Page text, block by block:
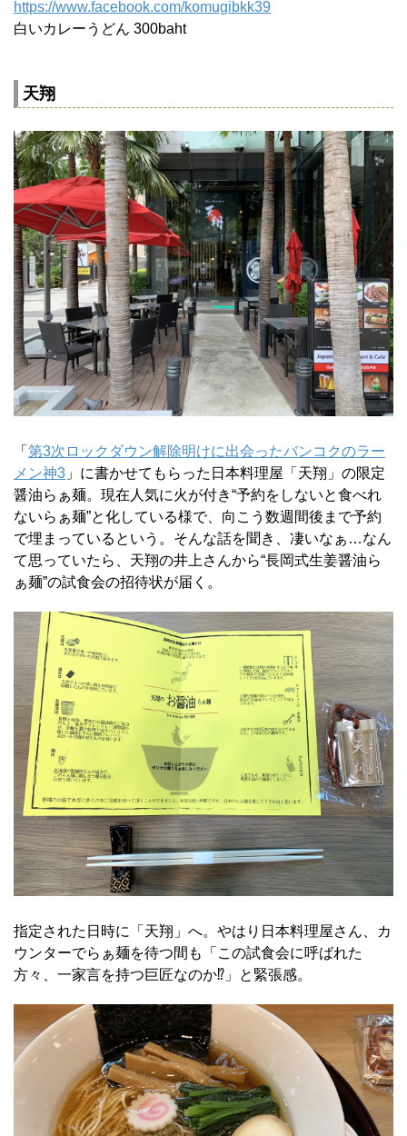
https://www.facebook.com/komugibkk39
白いカレーうどん 300baht
天翔
「 第3次ロックダウン解除明けに出会ったバンコクのラー
メン神3 」に書かせてもらった日本料理屋「天翔」の限定
醤油らぁ麺。現在人気に火が付き“予約をしないと食べれ
ないらぁ麺”と化している様で、向こう数週間後まで予約
で埋まっているという。そんな話を聞き、凄いなぁ…なん
て思っていたら、天翔の井上さんから“長岡式生姜醤油ら
ぁ麺”の試食会の招待状が届く。
指定された日時に「天翔」へ。やはり日本料理屋さん、カ
ウンターでらぁ麺を待つ間も「この試食会に呼ばれた
方々、一家言を持つ巨匠なのか⁉」と緊張感。